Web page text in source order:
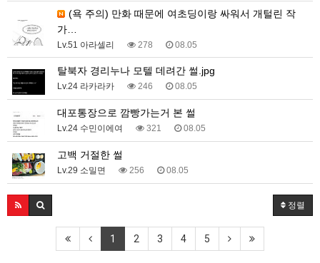
가…
Lv.51 아라셀리 278 08.05
탈북자 경리누나 모텔 데려간 썰.jpg
Lv.24 라카라카 246 08.05
대포통장으로 깜빵가는거 본 썰
Lv.24 수민이에여 321 08.05
고백 거절한 썰
Lv.29 소밀면 256 08.05
정렬
1 2 3 4 5